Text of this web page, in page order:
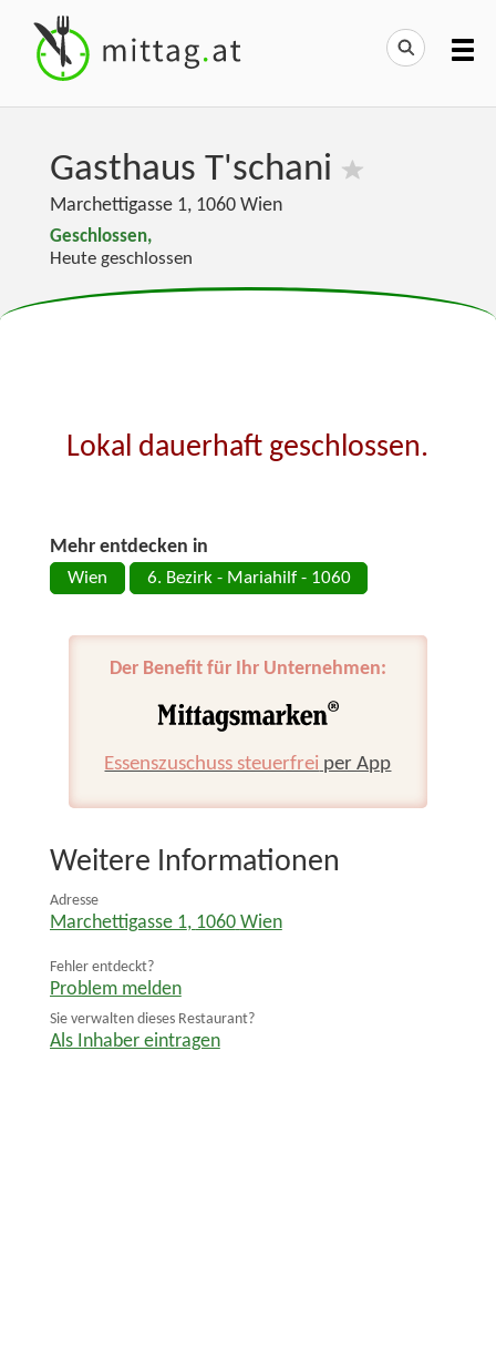
Gasthaus T'schani
Marchettigasse 1, 1060 Wien
Geschlossen,
Heute geschlossen
Lokal dauerhaft geschlossen.
Mehr entdecken in
Wien 6. Bezirk - Mariahilf - 1060
Der Benefit für Ihr Unternehmen:
Essenszuschuss steuerfrei per App
Weitere Informationen
Adresse
Marchettigasse 1, 1060 Wien
Fehler entdeckt?
Problem melden
Sie verwalten dieses Restaurant?
Als Inhaber eintragen